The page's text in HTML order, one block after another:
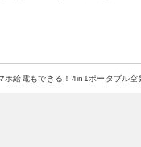
ホ給電もできる！4in1ポータブル